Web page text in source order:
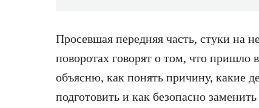
Просевшая передняя часть, стуки на
поворотах говорят о том, что пришло
объясню, как понять причину, какие
подготовить и как безопасно